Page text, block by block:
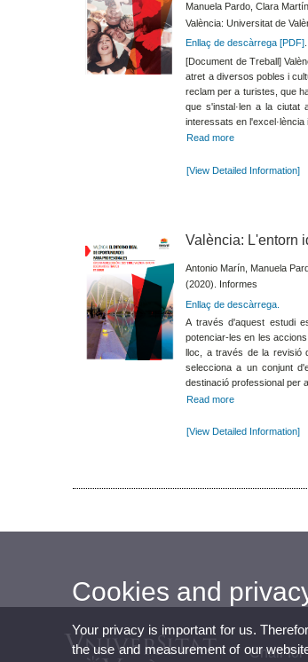
Manuela Pardo, Clara
València: Universitat de
Enllaç de descàrrega [PDF]
[Document de Treball]
atret a diversos pobles i
reclam per a turistes, que
que s'instal·len a la ciutat
interessats en
Read more
[View Detailed Information]
València: L'entorn
Antonio Marín, Manuela
(2020). Informes
Enllaç de descàrrega.
A través d'aquest estudi
potenciar-les en les
lloc, a través de la revisió
selecciona a un conjunt
destinació professional per
Read more
[View Detailed Information]
Chair for
Cookies and
Your privacy is important for us.
the use and measurement of our